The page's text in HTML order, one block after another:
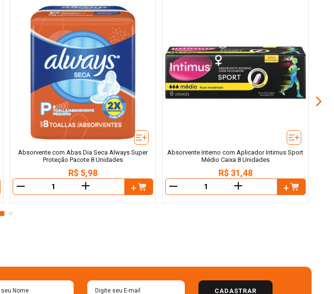
Absorvente com Abas Dia Seca Always Super
Proteção Pacote 8 Unidades
R$ 5,98
＋
Absorvente Interno com Aplicador Intimus Sport
Médio Caixa 8 Unidades
R$ 31,48
＋
CADASTRAR